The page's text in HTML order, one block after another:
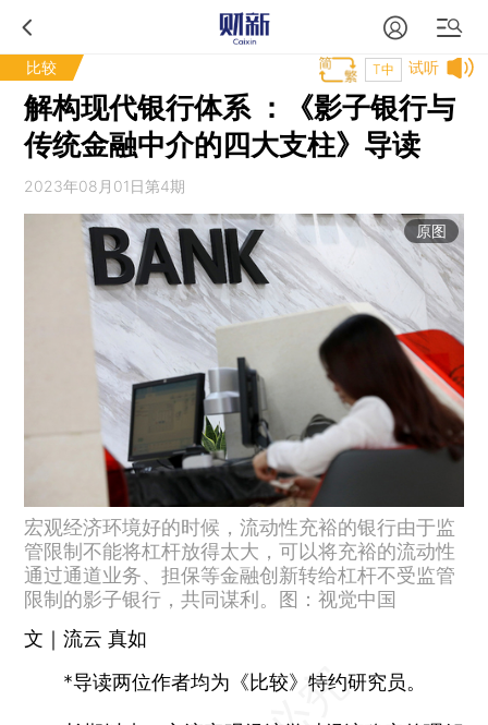
比较 试听
T中
解构现代银行体系 ：《影子银行与
传统金融中介的四大支柱》导读
2023年08月01日第4期
原图
宏观经济环境好的时候，流动性充裕的银行由于监
管限制不能将杠杆放得太大，可以将充裕的流动性
通过通道业务、担保等金融创新转给杠杆不受监管
限制的影子银行，共同谋利。图：视觉中国
文｜流云 真如
*导读两位作者均为《比较》特约研究员。